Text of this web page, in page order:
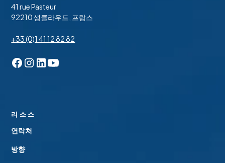
41 rue Pasteur
92210 생클라우드, 프랑스
+33 (0)1 41 12 82 82
리소스
연락처
방향